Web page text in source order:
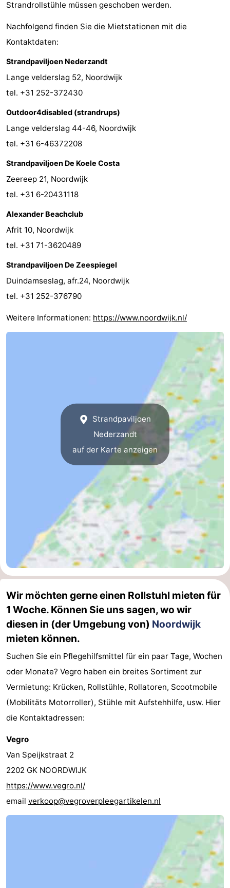
-
Natur
Hollands
Duin
-
Katwijk
Scheveningen
-
Den
-
Rockanje
Wetter
Strandrollstühle müssen geschoben werden.
Nachfolgend finden Sie die Mietstationen mit die
Kontaktdaten:
Strandpaviljoen Nederzandt
Lange velderslag 52, Noordwijk
tel. +31 252-372430
Outdoor4disabled (strandrups)
Lange velderslag 44-46, Noordwijk
tel. +31 6-46372208
Strandpaviljoen De Koele Costa
Zeereep 21, Noordwijk
tel. +31 6-20431118
Alexander Beachclub
Afrit 10, Noordwijk
tel. +31 71-3620489
Strandpaviljoen De Zeespiegel
Duindamseslag, afr.24, Noordwijk
tel. +31 252-376790
Weitere Informationen: https://www.noordwijk.nl/
Strandpaviljoen
Nederzandt
auf der Karte anzeigen
Wir möchten gerne einen Rollstuhl mieten für
1 Woche. Können Sie uns sagen, wo wir
diesen in (der Umgebung von) Noordwijk
mieten können.
Suchen Sie ein Pflegehilfsmittel für ein paar Tage, Wochen
oder Monate? Vegro haben ein breites Sortiment zur
Vermietung: Krücken, Rollstühle, Rollatoren, Scootmobile
(Mobilitäts Motorroller), Stühle mit Aufstehhilfe, usw. Hier
die Kontaktadressen:
Vegro
Van Speijkstraat 2
2202 GK NOORDWIJK
https://www.vegro.nl/
email verkoop@vegroverpleegartikelen.nl